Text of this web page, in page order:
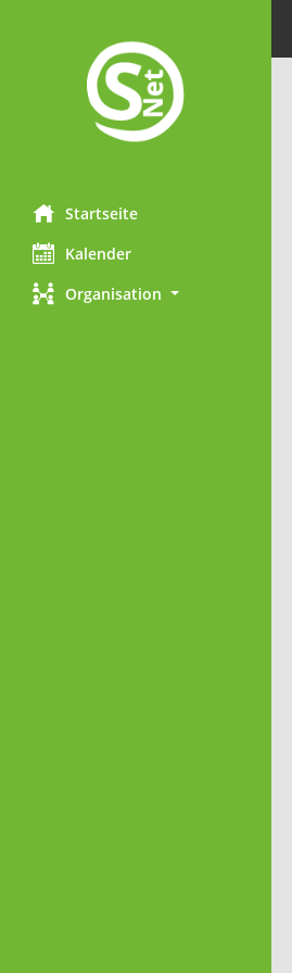
Startseite
Kalender
Organisation